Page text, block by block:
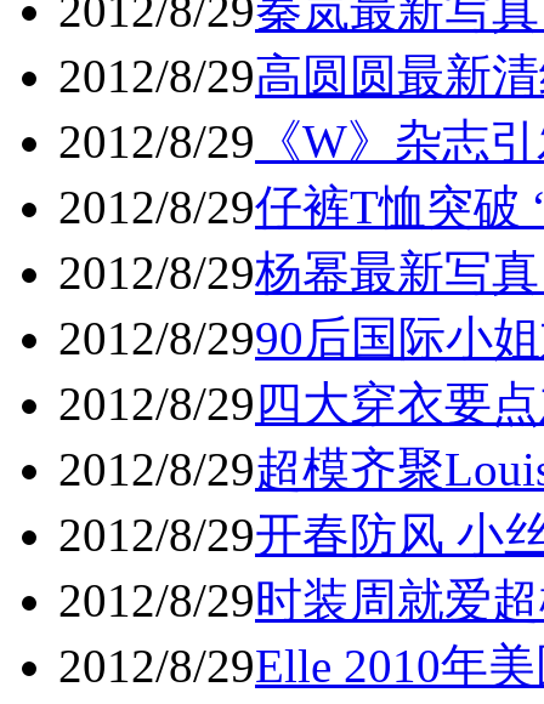
2012/8/29高圆圆最新
2012/8/29 《W》杂志
2012/8/29仔裤T恤突破
2012/8/29杨幂最新写
2012/8/2990后国际小
2012/8/29 四大穿衣要
2012/8/29超模齐聚
2012/8/29开春防风 小
2012/8/29时装周就爱
2012/8/29Elle 2010年